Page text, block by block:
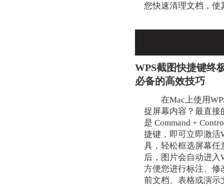
您快速清理文档，使
WPS截图快捷键终
必备的高效技巧
在Mac上使用
捉屏幕内容？最直接
是 Command +
捷键，即可立即激活
具，轻松框选屏幕任
后，图片会自动进入
方便您进行标注、修
前文档、表格或演示